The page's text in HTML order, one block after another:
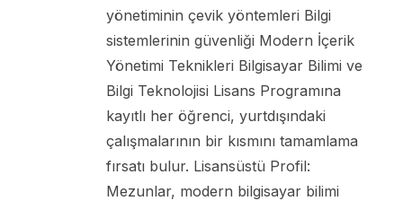
yönetiminin çevik yöntemleri Bilgi
sistemlerinin güvenliği Modern İçerik
Yönetimi Teknikleri Bilgisayar Bilimi ve
Bilgi Teknolojisi Lisans Programına
kayıtlı her öğrenci, yurtdışındaki
çalışmalarının bir kısmını tamamlama
fırsatı bulur. Lisansüstü Profil:
Mezunlar, modern bilgisayar bilimi